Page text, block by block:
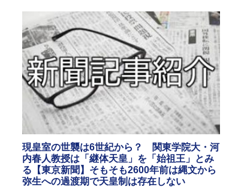
現皇室の世襲は6世紀から？ 関東学院大・河
内春人教授は「継体天皇」を「始祖王」とみ
る【東京新聞】そもそも2600年前は縄文から
弥生への過渡期で天皇制は存在しない